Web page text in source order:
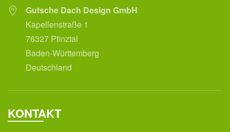
Gutsche Dach Design GmbH
Kapellenstraße 1
76327 Pfinztal
Baden-Württemberg
Deutschland
KONTAKT